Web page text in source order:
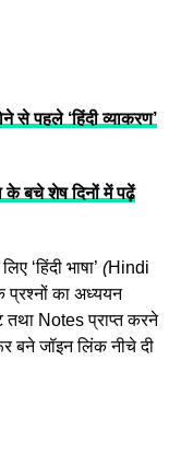
से पहले ‘हिंदी व्याकरण’
बचे शेष दिनों में पढ़ें
‘हिंदी भाषा’ (Hindi
प्रश्नों का अध्ययन
तथा Notes प्राप्त करने
बने जॉइन लिंक नीचे दी